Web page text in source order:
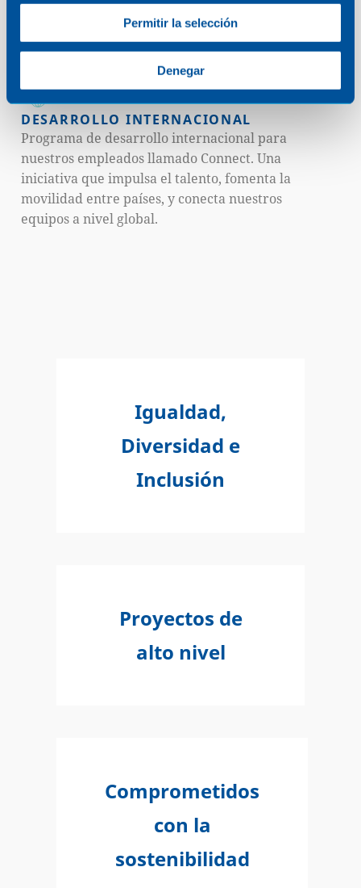
Permitir la selección
Denegar
DESARROLLO DIRECTIVO
Programa anual de formación para nuestros
managers (realización de Programas de
DESARROLLO INTERNACIONAL
Programa de desarrollo internacional para
nuestros empleados llamado Connect. Una
iniciativa que impulsa el talento, fomenta la
movilidad entre países, y conecta nuestros
equipos a nivel global.
Igualdad,
Diversidad e
Inclusión
Proyectos de
alto nivel
Comprometidos
con la
sostenibilidad